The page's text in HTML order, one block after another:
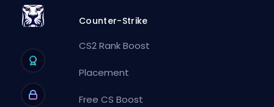
Counter-Strike
CS2 Rank Boost
Placement
Free CS Boost